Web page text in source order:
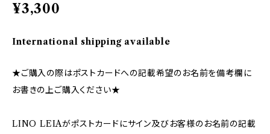
¥3,300
International shipping available
★ご購入の際はポストカードへの記載希望のお名前を備考欄に
お書きの上ご購入ください★
LINO LEIAがポストカードにサイン及びお客様のお名前の記載